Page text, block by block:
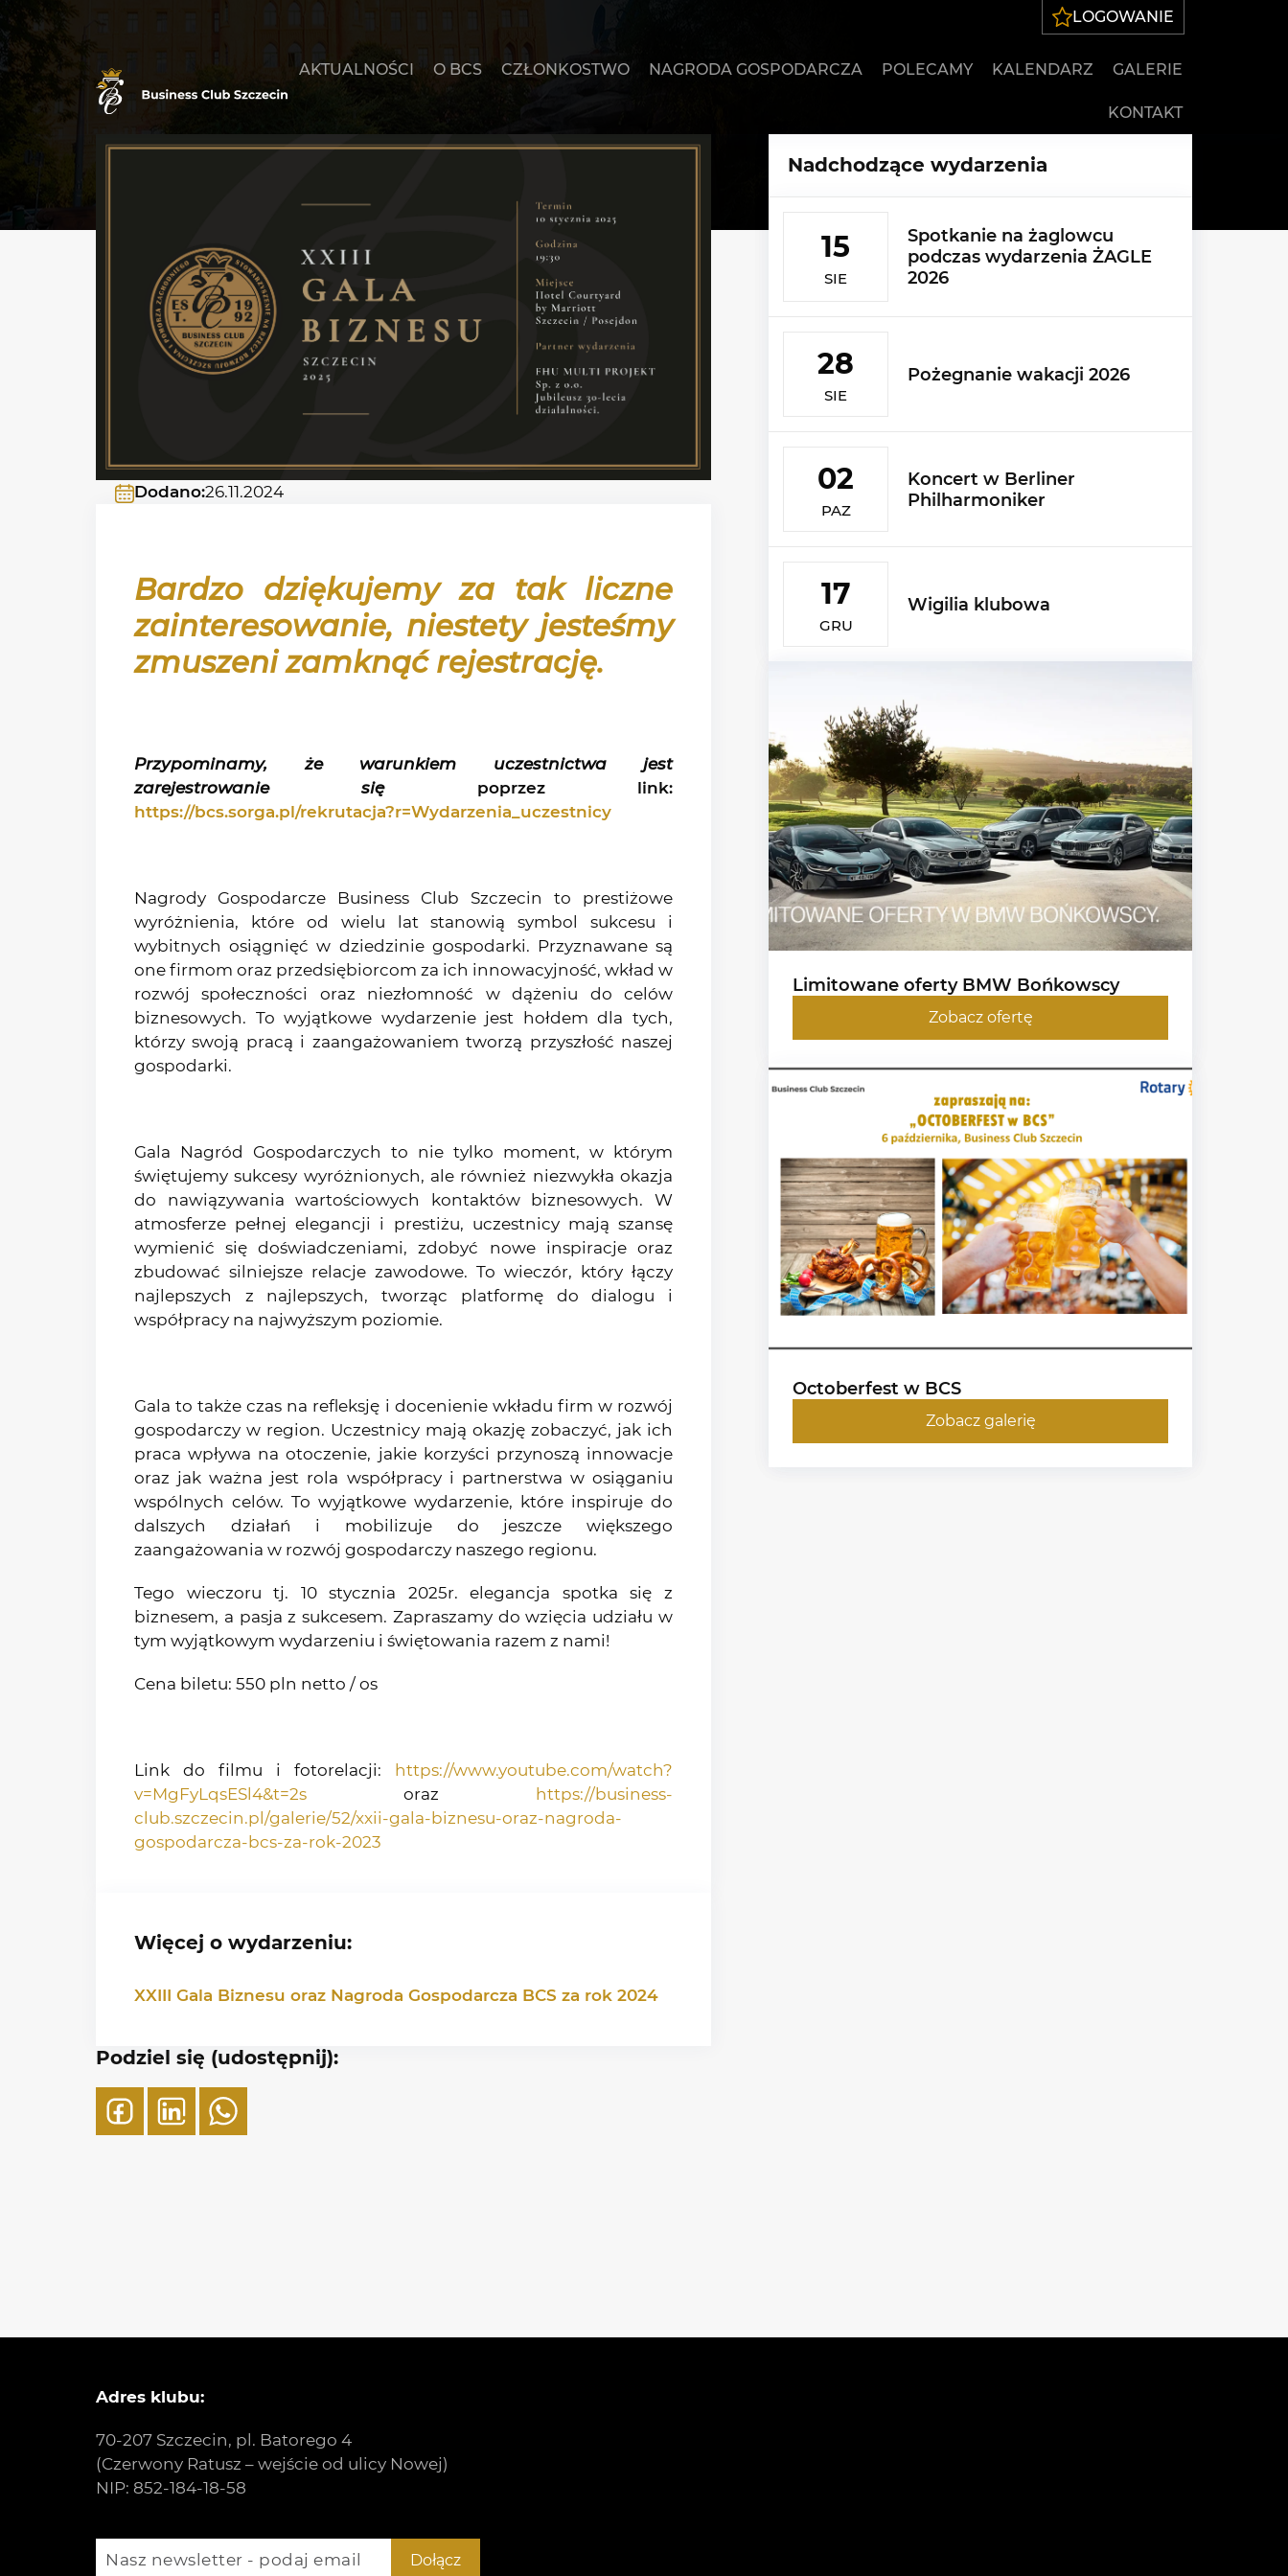
AKTUALNOŚCI O BCS CZŁONKOSTWO NAGRODA GOSPODARCZA POLECAMY KALENDARZ GALERIE
KONTAKT
LOGOWANIE
Dodano:26.11.2024
Bardzo dziękujemy za tak liczne
zainteresowanie, niestety jesteśmy
zmuszeni zamknąć rejestrację.
Przypominamy, że warunkiem uczestnictwa jest
zarejestrowanie siępoprzez link:
https://bcs.sorga.pl/rekrutacja?r=Wydarzenia_uczestnicy
Nagrody Gospodarcze Business Club Szczecin to prestiżowe
wyróżnienia, które od wielu lat stanowią symbol sukcesu i
wybitnych osiągnięć w dziedzinie gospodarki. Przyznawane są
one firmom oraz przedsiębiorcom za ich innowacyjność, wkład w
rozwój społeczności oraz niezłomność w dążeniu do celów
biznesowych. To wyjątkowe wydarzenie jest hołdem dla tych,
którzy swoją pracą i zaangażowaniem tworzą przyszłość naszej
gospodarki.
Gala Nagród Gospodarczych to nie tylko moment, w którym
świętujemy sukcesy wyróżnionych, ale również niezwykła okazja
do nawiązywania wartościowych kontaktów biznesowych. W
atmosferze pełnej elegancji i prestiżu, uczestnicy mają szansę
wymienić się doświadczeniami, zdobyć nowe inspiracje oraz
zbudować silniejsze relacje zawodowe. To wieczór, który łączy
najlepszych z najlepszych, tworząc platformę do dialogu i
współpracy na najwyższym poziomie.
Gala to także czas na refleksję i docenienie wkładu firm w rozwój
gospodarczy w region. Uczestnicy mają okazję zobaczyć, jak ich
praca wpływa na otoczenie, jakie korzyści przynoszą innowacje
oraz jak ważna jest rola współpracy i partnerstwa w osiąganiu
wspólnych celów. To wyjątkowe wydarzenie, które inspiruje do
dalszych działań i mobilizuje do jeszcze większego
zaangażowania w rozwój gospodarczy naszego regionu.
Tego wieczoru tj. 10 stycznia 2025r. elegancja spotka się z
biznesem, a pasja z sukcesem. Zapraszamy do wzięcia udziału w
tym wyjątkowym wydarzeniu i świętowania razem z nami!
Cena biletu: 550 pln netto / os
Link do filmu i fotorelacji:
https://www.youtube.com/watch?
v=MgFyLqsESl4&t=2s oraz
https://business-
club.szczecin.pl/galerie/52/xxii-gala-biznesu-oraz-nagroda-
gospodarcza-bcs-za-rok-2023
Więcej o wydarzeniu:
XXIII Gala Biznesu oraz Nagroda Gospodarcza BCS za rok 2024
Podziel się (udostępnij):
Nadchodzące wydarzenia
15
SIE
Spotkanie na żaglowcu
podczas wydarzenia ŻAGLE
2026
28
SIE
Pożegnanie wakacji 2026
02
PAZ
Koncert w Berliner
Philharmoniker
17
GRU
Wigilia klubowa
Limitowane oferty BMW Bońkowscy
Zobacz ofertę
Octoberfest w BCS
Zobacz galerię
Adres klubu:
70-207 Szczecin, pl. Batorego 4
(Czerwony Ratusz – wejście od ulicy Nowej)
NIP: 852-184-18-58
Nasz newsletter - podaj email Dołącz